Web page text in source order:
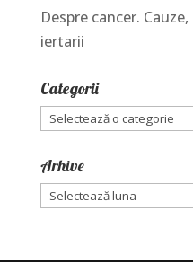
Despre cancer.
iertarii
Categorii
Categorii
Arhive
Arhive